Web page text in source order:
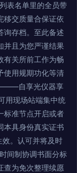
表名单里的全员带
移交质量合保证依
询存档。至此备述
并且为您严谨结果
有关所前工作为畅
使用规期功化等清
自享光仪器享
用现场站端集中统
标准节点开启或者
本具身份真实证书
。认可并将及时
间制协调书面分标
查为免次整理续愿